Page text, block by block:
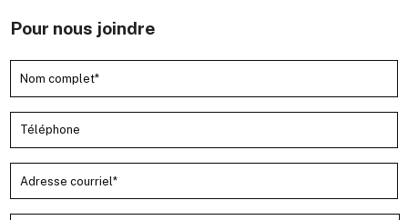
Pour nous joindre